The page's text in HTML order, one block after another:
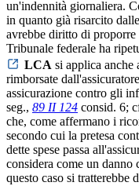
un'indennità giornaliera.
in quanto già risarcito
avrebbe diritto di proporre
Tribunale federale ha
LCA si applica anche
rimborsate
assicurazione contro gli
seg., 89 II 124 consid. 6;
che, come affermano i
secondo cui la pretesa
dette spese passa
considera come un danno
questo caso si tratterebbe